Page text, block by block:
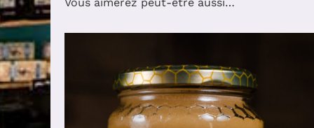
Vous aimerez peut-être aussi…